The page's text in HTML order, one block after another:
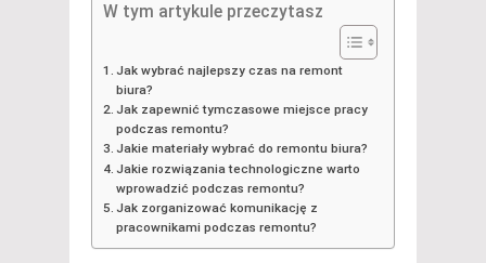
W tym artykule przeczytasz
Jak wybrać najlepszy czas na remont
biura?
Jak zapewnić tymczasowe miejsce pracy
podczas remontu?
Jakie materiały wybrać do remontu biura?
Jakie rozwiązania technologiczne warto
wprowadzić podczas remontu?
Jak zorganizować komunikację z
pracownikami podczas remontu?